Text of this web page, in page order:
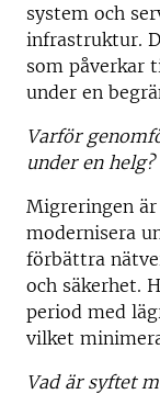
system och
infrastruktur.
som påverkar
under en
Varför
under en helg?
Migreringen
modernisera
förbättra
och säkerhet.
period med
vilket
Vad är syftet